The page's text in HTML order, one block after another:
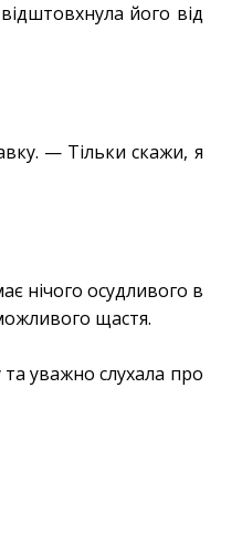
його від
— Тільки скажи, я
нічого осудливого в
щастя.
та уважно слухала про